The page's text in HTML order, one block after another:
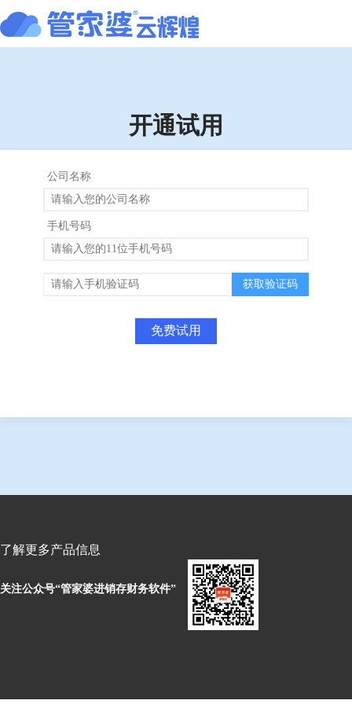
开通试用
公司名称
手机号码
获取验证码
免费试用
了解更多产品信息
关注公众号“管家婆进销存财务软件”